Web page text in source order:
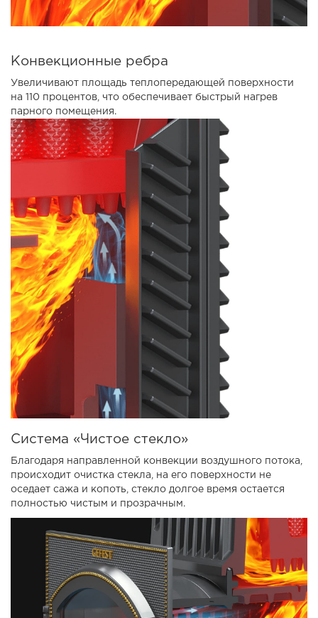
Конвекционные ребра
Увеличивают площадь теплопередающей поверхности
на 110 процентов, что обеспечивает быстрый нагрев
парного помещения.
Система «Чистое стекло»
Благодаря направленной конвекции воздушного потока,
происходит очистка стекла, на его поверхности не
оседает сажа и копоть, стекло долгое время остается
полностью чистым и прозрачным.